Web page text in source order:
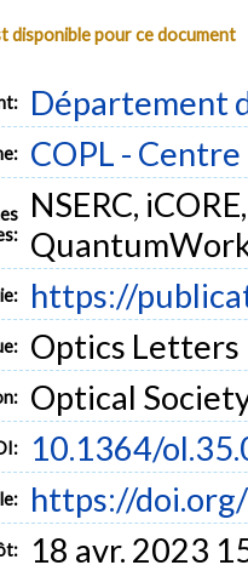
disponible pour ce document
Département
COPL -
NSERC,
https://
Optics Letters
Optical
10.1364/
https://
18 avr. 2023